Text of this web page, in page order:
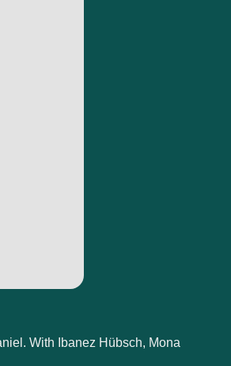
With Ibanez Hübsch, Mona